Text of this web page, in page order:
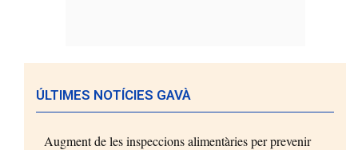
ÚLTIMES NOTÍCIES GAVÀ
Augment de les inspeccions alimentàries per prevenir